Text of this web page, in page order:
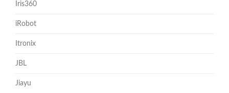
Iris360
iRobot
Itronix
JBL
Jiayu